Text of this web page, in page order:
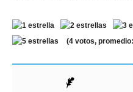
(4 votos, promedio: